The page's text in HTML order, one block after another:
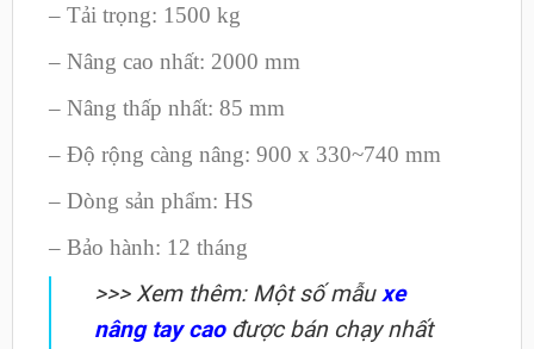
– Tải trọng: 1500 kg
– Nâng cao nhất: 2000 mm
– Nâng thấp nhất: 85 mm
– Độ rộng càng nâng: 900 x 330~740 mm
– Dòng sản phẩm: HS
– Bảo hành: 12 tháng
>>> Xem thêm: Một số mẫuxe
nâng tay caođược bán chạy nhất